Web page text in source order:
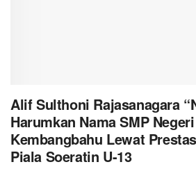
Alif Sulthoni Rajasanagara
Harumkan Nama SMP Negeri
Kembangbahu Lewat
Piala Soeratin U-13